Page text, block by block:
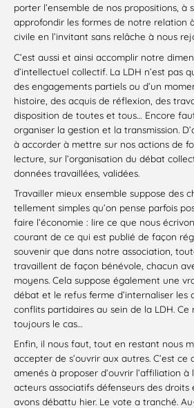
porter l’ensemble de nos propositions, à
approfondir les formes de notre relation
civile en l’invitant sans relâche à nous
C’est aussi et ainsi accomplir notre
d’intellectuel collectif. La LDH n’est pas
des engagements partiels ou d’un
histoire, des acquis de réflexion, des
disposition de toutes et tous… Encore
organiser la gestion et la transmission.
à accorder à mettre sur nos actions de
lecture, sur l’organisation du débat
données travaillées, validées.
Travailler mieux ensemble suppose des
tellement simples qu’on pense parfois
faire l’économie : lire ce que nous
courant de ce qui est publié de façon
souvenir que dans notre association,
travaillent de façon bénévole, chacun
moyens. Cela suppose également une
débat et le refus ferme d’internaliser les
conflits partidaires au sein de la LDH. Ce
toujours le cas…
Enfin, il nous faut, tout en restant nous
accepter de s’ouvrir aux autres. C’est ce
amenés à proposer d’ouvrir l’affiliation à
acteurs associatifs défenseurs des droits
avons débattu hier. Le vote a tranché.